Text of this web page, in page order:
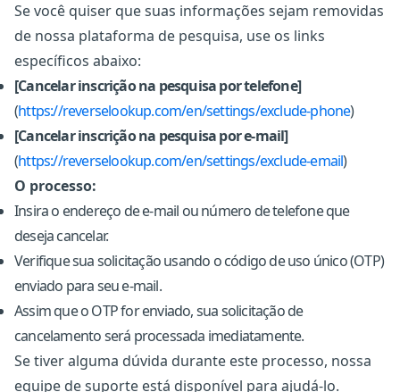
Se você quiser que suas informações sejam removidas
de nossa plataforma de pesquisa, use os links
específicos abaixo:
[Cancelar inscrição na pesquisa por telefone]
(https://reverselookup.com/en/settings/exclude-phone)
[Cancelar inscrição na pesquisa por e-mail]
(https://reverselookup.com/en/settings/exclude-email)
O processo:
Insira o endereço de e-mail ou número de telefone que
deseja cancelar.
Verifique sua solicitação usando o código de uso único (OTP)
enviado para seu e-mail.
Assim que o OTP for enviado, sua solicitação de
cancelamento será processada imediatamente.
Se tiver alguma dúvida durante este processo, nossa
equipe de suporte está disponível para ajudá-lo.